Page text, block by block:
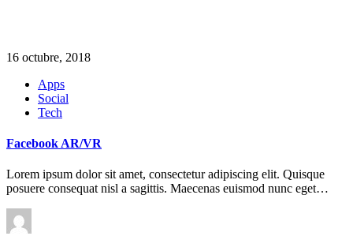
16 octubre, 2018
Apps
Social
Tech
Facebook AR/VR
Lorem ipsum dolor sit amet, consectetur adipiscing elit. Quisque
posuere consequat nisl a sagittis. Maecenas euismod nunc eget…